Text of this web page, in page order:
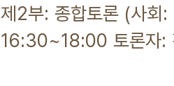
제2부: 종합토론 (사회:
16:30~18:00 토론자: